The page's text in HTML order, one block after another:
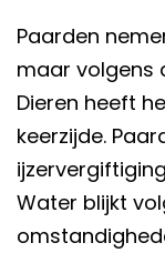
Paarden
maar volgens
Dieren heeft
keerzijde.
Water blijkt